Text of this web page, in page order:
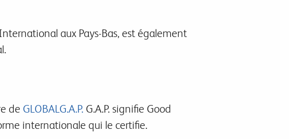
aux Pays-Bas, est également
de GLOBALG.A.P. G.A.P. signifie Good
internationale qui le certifie.